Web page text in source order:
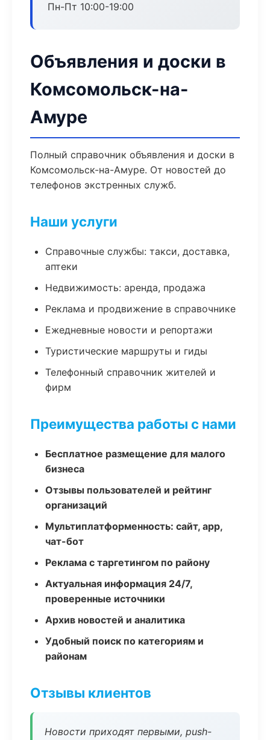
Пн-Пт 10:00-19:00
Объявления и доски в
Комсомольск-на-
Амуре
Полный справочник объявления и доски в
Комсомольск-на-Амуре. От новостей до
телефонов экстренных служб.
Наши услуги
Справочные службы: такси, доставка,
аптеки
Недвижимость: аренда, продажа
Реклама и продвижение в справочнике
Ежедневные новости и репортажи
Туристические маршруты и гиды
Телефонный справочник жителей и
фирм
Преимущества работы с нами
Бесплатное размещение для малого
бизнеса
Отзывы пользователей и рейтинг
организаций
Мультиплатформенность: сайт, app,
чат-бот
Реклама с таргетингом по району
Актуальная информация 24/7,
проверенные источники
Архив новостей и аналитика
Удобный поиск по категориям и
районам
Отзывы клиентов
Новости приходят первыми, push-